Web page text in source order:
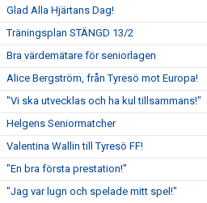
Glad Alla Hjärtans Dag!
Träningsplan STÄNGD 13/2
Bra värdemätare för seniorlagen
Alice Bergström, från Tyresö mot Europa!
"Vi ska utvecklas och ha kul tillsammans!"
Helgens Seniormatcher
Valentina Wallin till Tyresö FF!
"En bra första prestation!"
"Jag var lugn och spelade mitt spel!"